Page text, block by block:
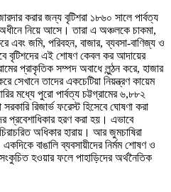
করার জন্য বৃটিশরা ১৮৬০ সালে পার্বত্য
অধীনে নিয়ে আসে। তারা এ অঞ্চলকে চাকমা,
এবং জমি, পরিবহন, বাজার, ব্যবসা-বাণিজ্য ও
এই শোষণ কেবল কর আদায়ের
প্রাকৃতিক সম্পদ অবাধে লুন্ঠন করে, হাজার
সেখানে তাদের একচেটিয়া নিয়ন্ত্রণ কায়েম
মধ্যে পুরো পার্বত্য চট্টগ্রামের ৬,৮৮২
রিজার্ভ ফরেস্ট হিসেবে ঘোষণা করা
প্রবেশাধিকার হরণ করা হয়। এভাবে
অধিকার হারায়। আর জুমচাষিরা
বাঙালি ব্যবসায়ীদের নির্মম শোষণ ও
হওয়ার ফলে পাহাড়িদের অর্থনৈতিক